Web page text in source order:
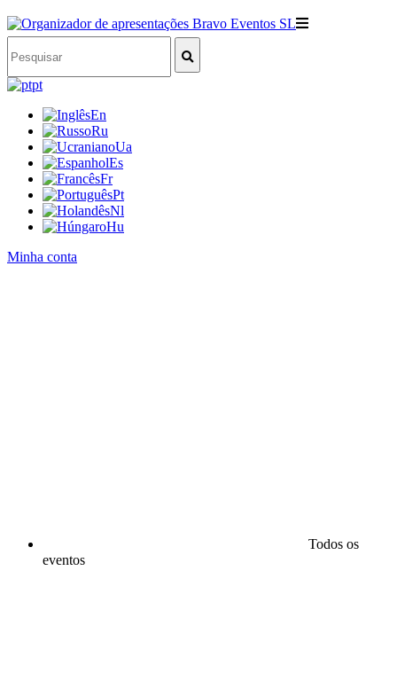
pt
En
Ru
Ua
Es
Fr
Pt
Nl
Hu
Minha conta
Todos os
eventos